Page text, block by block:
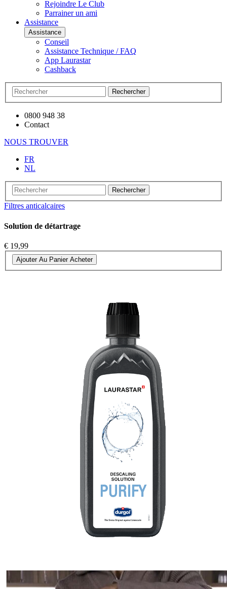
Rejoindre Le Club
Parrainer un ami
Assistance
Assistance
Conseil
Assistance Technique / FAQ
App Laurastar
Cashback
Rechercher
0800 948 38
Contact
NOUS TROUVER
FR
NL
Rechercher
Filtres anticalcaires
Solution de détartrage
€ 19,99
Ajouter Au Panier Acheter